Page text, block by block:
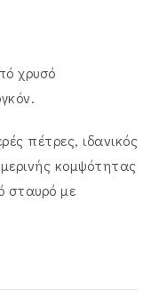
χρυσό
πέτρες, ιδανικός
κομψότητας
σταυρό με